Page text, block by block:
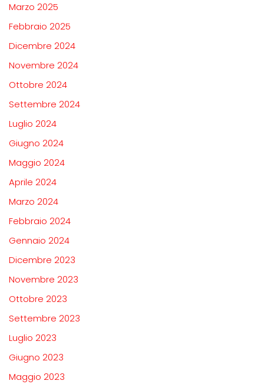
Marzo 2025
Febbraio 2025
Dicembre 2024
Novembre 2024
Ottobre 2024
Settembre 2024
Luglio 2024
Giugno 2024
Maggio 2024
Aprile 2024
Marzo 2024
Febbraio 2024
Gennaio 2024
Dicembre 2023
Novembre 2023
Ottobre 2023
Settembre 2023
Luglio 2023
Giugno 2023
Maggio 2023